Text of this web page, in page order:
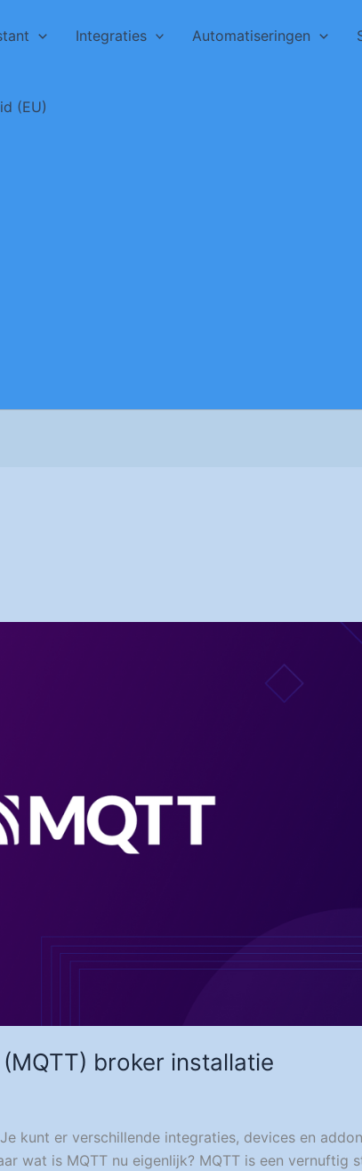
Integraties Automatiseringen
(EU)
broker installatie
kunt er verschillende integraties, devices en
wat is MQTT nu eigenlijk? MQTT is een vernuftig